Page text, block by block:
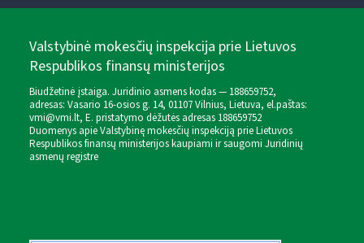
Valstybinė mokesčių inspekcija prie Lietuvos
Respublikos finansų ministerijos
Biudžetinė įstaiga. Juridinio asmens kodas — 188659752,
adresas: Vasario 16-osios g. 14, 01107 Vilnius, Lietuva, el.paštas:
vmi@vmi.lt, E. pristatymo dėžutės adresas 188659752
Duomenys apie Valstybinę mokesčių inspekciją prie Lietuvos
Respublikos finansų ministerijos kaupiami ir saugomi Juridinių
asmenų registre